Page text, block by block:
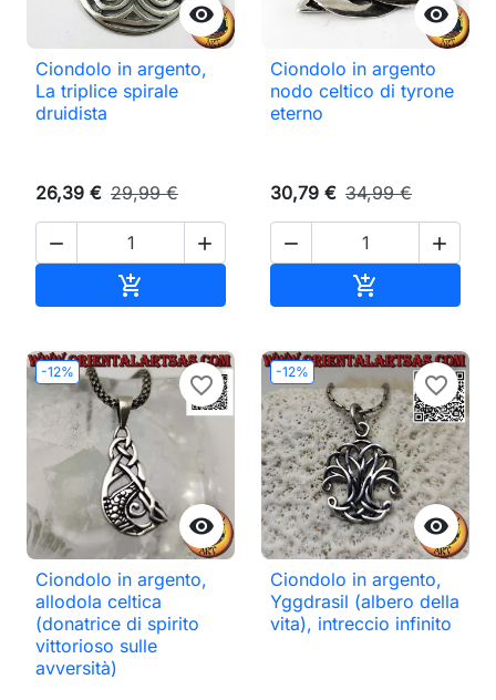

Ciondolo in argento,
La triplice spirale
druidista
26,39 € 29,99 €
 


Ciondolo in argento
nodo celtico di tyrone
eterno
30,79 € 34,99 €
 

-12%

favorite_border
Ciondolo in argento,
allodola celtica
(donatrice di spirito
vittorioso sulle
avversità)
-12%

favorite_border
Ciondolo in argento,
Yggdrasil (albero della
vita), intreccio infinito